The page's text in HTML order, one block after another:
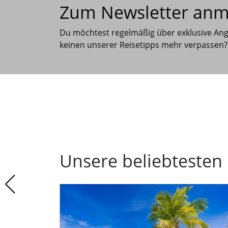
Zum Newsletter
Du möchtest regelmäßig über exklusive
keinen unserer Reisetipps mehr
Unsere beliebtesten